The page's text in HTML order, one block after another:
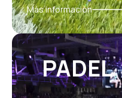
Más información
PADEL